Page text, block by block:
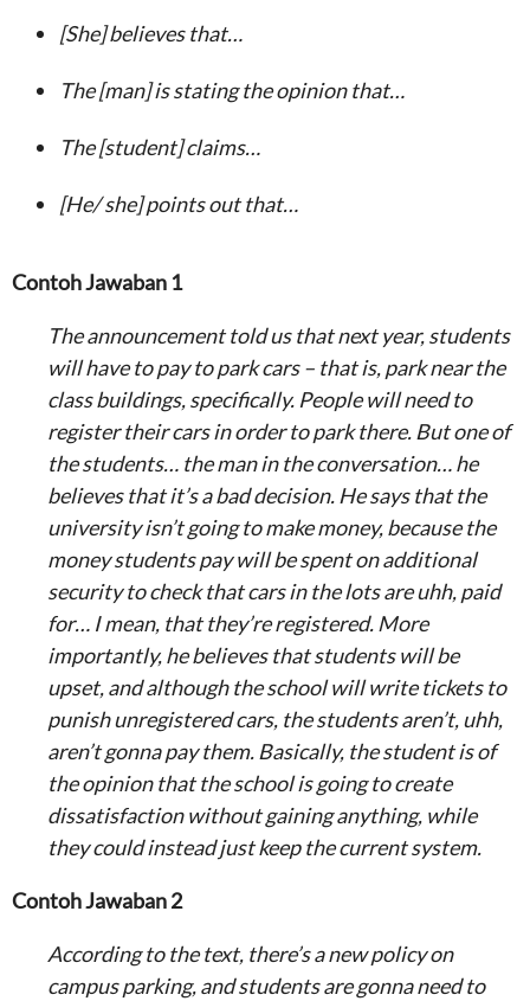
[She] believes that…
The [man] is stating the opinion that…
The [student] claims…
[He/ she] points out that…
Contoh Jawaban 1
The announcement told us that next year, students
will have to pay to park cars – that is, park near the
class buildings, specifically. People will need to
register their cars in order to park there. But one of
the students… the man in the conversation… he
believes that it’s a bad decision. He says that the
university isn’t going to make money, because the
money students pay will be spent on additional
security to check that cars in the lots are uhh, paid
for… I mean, that they’re registered. More
importantly, he believes that students will be
upset, and although the school will write tickets to
punish unregistered cars, the students aren’t, uhh,
aren’t gonna pay them. Basically, the student is of
the opinion that the school is going to create
dissatisfaction without gaining anything, while
they could instead just keep the current system.
Contoh Jawaban 2
According to the text, there’s a new policy on
campus parking, and students are gonna need to